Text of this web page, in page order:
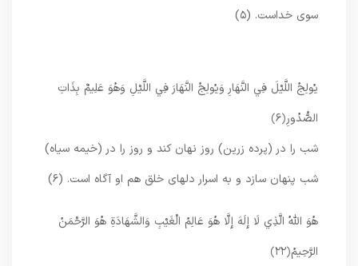
سوی خداست. (۵)
يُولِجُ اللَّيْلَ فِي النَّهَارِ وَيُولِجُ النَّهَارَ فِي اللَّيْلِ وَهُوَ عَلِيمٌ بِذَاتِ
الصُّدُورِ﴿۶﴾
شب را در (پرده زرین) روز نهان کند و روز را در (خیمه سیاه)
شب پنهان سازد و به اسرار دلهای خلق هم او آگاه است. (۶)
هُوَ اللَّهُ الَّذِي لَا إِلَهَ إِلَّا هُوَ عَالِمُ الْغَيْبِ وَالشَّهَادَةِ هُوَ الرَّحْمَنُ
الرَّحِيمُ﴿۲۲﴾